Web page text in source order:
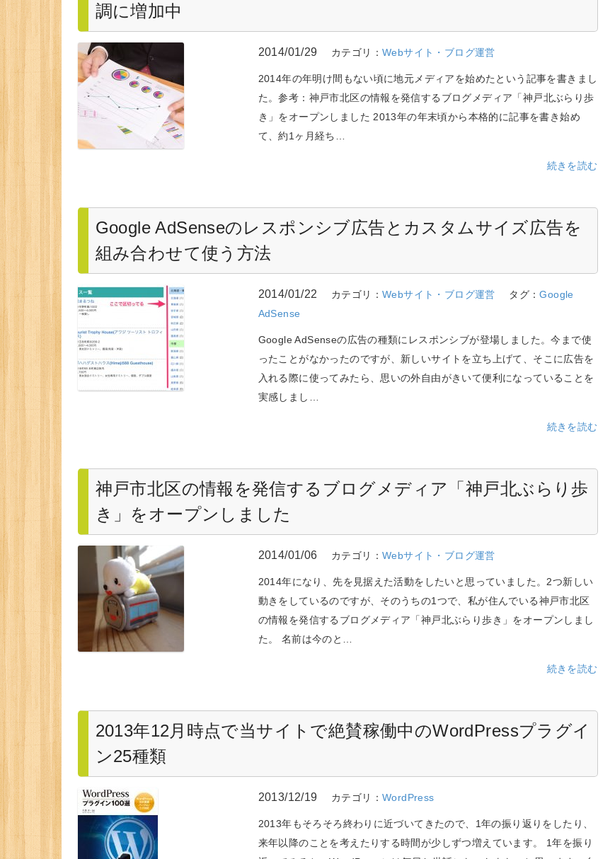
調に増加中
2014/01/29 カテゴリ： Webサイト・ブログ運営
2014年の年明け間もない頃に地元メディアを始めたという記事を書きまし
た。参考：神戸市北区の情報を発信するブログメディア「神戸北ぶらり歩
き」をオープンしました 2013年の年末頃から本格的に記事を書き始め
て、約1ヶ月経ち…
続きを読む
Google AdSenseのレスポンシブ広告とカスタムサイズ広告を
組み合わせて使う方法
2014/01/22 カテゴリ： Webサイト・ブログ運営 タグ：Google
AdSense
Google AdSenseの広告の種類にレスポンシブが登場しました。今まで使
ったことがなかったのですが、新しいサイトを立ち上げて、そこに広告を
入れる際に使ってみたら、思いの外自由がきいて便利になっていることを
実感しまし…
続きを読む
神戸市北区の情報を発信するブログメディア「神戸北ぶらり歩
き」をオープンしました
2014/01/06 カテゴリ： Webサイト・ブログ運営
2014年になり、先を見据えた活動をしたいと思っていました。2つ新しい
動きをしているのですが、そのうちの1つで、私が住んでいる神戸市北区
の情報を発信するブログメディア「神戸北ぶらり歩き」をオープンしまし
た。 名前は今のと…
続きを読む
2013年12月時点で当サイトで絶賛稼働中のWordPressプラグイ
ン25種類
2013/12/19 カテゴリ： WordPress
2013年もそろそろ終わりに近づいてきたので、1年の振り返りをしたり、
来年以降のことを考えたりする時間が少しずつ増えています。 1年を振り